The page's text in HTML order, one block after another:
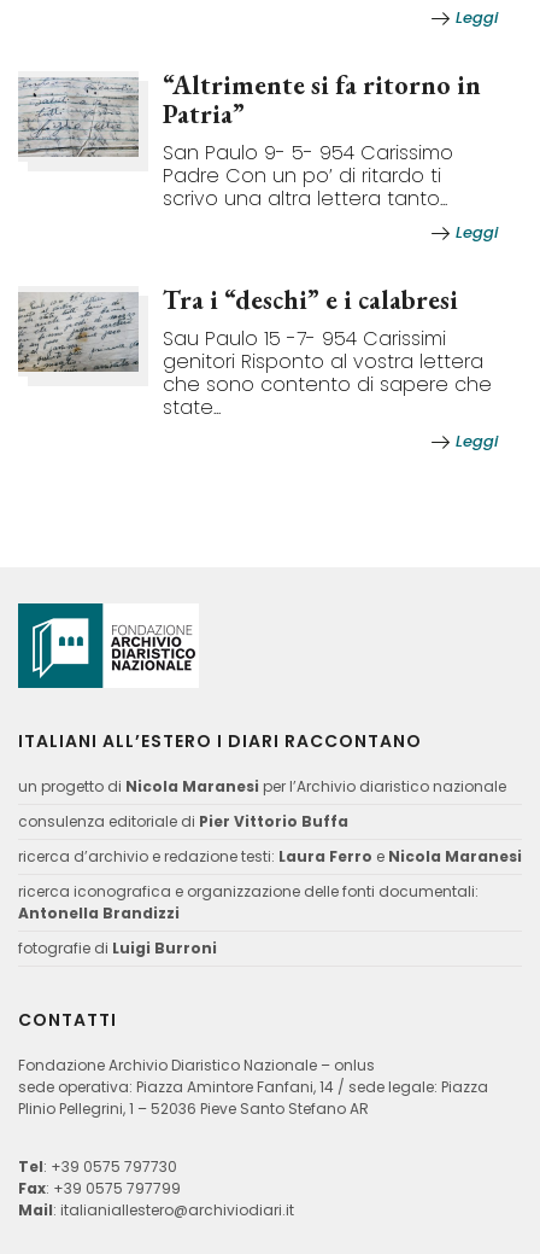
Leggi
“Altrimente si fa ritorno in
Patria”
San Paulo 9- 5- 954 Carissimo
Padre Con un po’ di ritardo ti
scrivo una altra lettera tanto...
Leggi
Tra i “deschi” e i calabresi
Sau Paulo 15 -7- 954 Carissimi
genitori Risponto al vostra lettera
che sono contento di sapere che
state...
Leggi
ITALIANI ALL’ESTERO I DIARI RACCONTANO
un progetto di Nicola Maranesi per l’Archivio diaristico nazionale
consulenza editoriale di Pier Vittorio Buffa
ricerca d’archivio e redazione testi: Laura Ferro e Nicola Maranesi
ricerca iconografica e organizzazione delle fonti documentali:
Antonella Brandizzi
fotografie di Luigi Burroni
CONTATTI
Fondazione Archivio Diaristico Nazionale – onlus
sede operativa: Piazza Amintore Fanfani, 14 / sede legale: Piazza
Plinio Pellegrini, 1 – 52036 Pieve Santo Stefano AR
Tel: +39 0575 797730
Fax: +39 0575 797799
Mail: italianiallestero@archiviodiari.it